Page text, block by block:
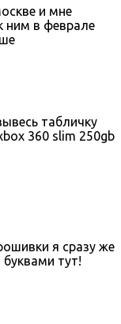
и мне
ним в феврале
табличку
360 slim 250gb
я сразу же
тут!